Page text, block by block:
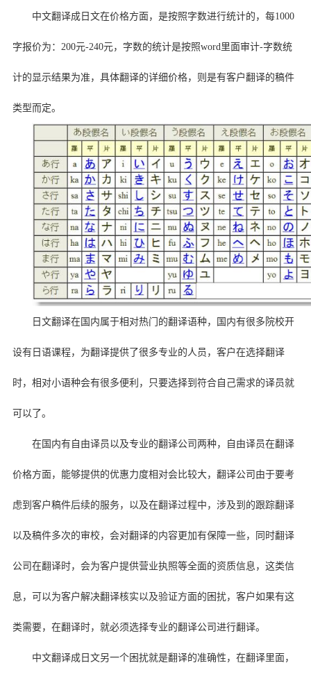
中文翻译成日文在价格方面，是按照字数进行统计的，每1000
字报价为： 200元-240元，字数的统计是按照word里面审计-字数统
计的显示结果为准，具体翻译的详细价格，则是有客户翻译的稿件
类型而定。
日文翻译在国内属于相对热门的翻译语种，国内有很多院校开
设有日语课程，为翻译提供了很多专业的人员，客户在选择翻译
时，相对小语种会有很多便利，只要选择到符合自己需求的译员就
可以了。
在国内有自由译员以及专业的翻译公司两种，自由译员在翻译
价格方面，能够提供的优惠力度相对会比较大，翻译公司由于要考
虑到客户稿件后续的服务，以及在翻译过程中，涉及到的跟踪翻译
以及稿件多次的审校，会对翻译的内容更加有保障一些，同时翻译
公司在翻译时，会为客户提供营业执照等全面的资质信息，这类信
息，可以为客户解决翻译核实以及验证方面的困扰，客户如果有这
类需要，在翻译时，就必须选择专业的翻译公司进行翻译。
中文翻译成日文另一个困扰就是翻译的准确性，在翻译里面，